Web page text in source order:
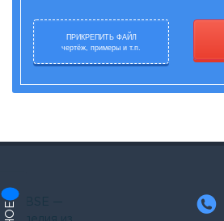
ПРИКРЕПИТЬ ФАЙЛ
чертёж, примеры и т.п.